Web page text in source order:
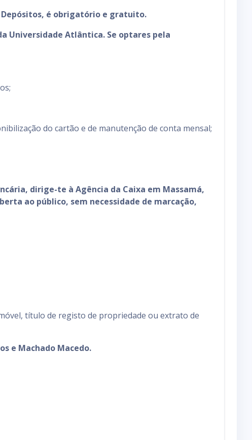
é obrigatório e gratuito.
Universidade Atlântica. Se optares pela
do cartão e de manutenção de conta mensal;
dirige-te à Agência da Caixa em Massamá,
ao público, sem necessidade de marcação,
título de registo de propriedade ou extrato de
e Machado Macedo.